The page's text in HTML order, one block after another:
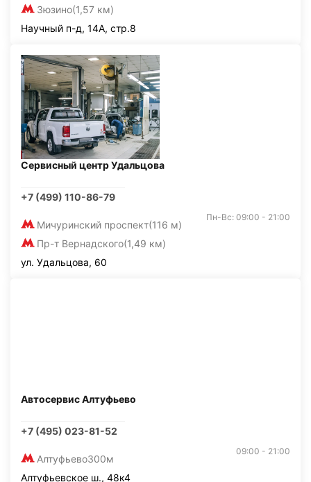
Зюзино(1,57 км)
Научный п-д, 14А, стр.8
Сервисный центр Удальцова
+7 (499) 110-86-79
Мичуринский проспект(116 м)
Пр-т Вернадского(1,49 км)
Пн-Вс: 09:00 - 21:00
ул. Удальцова, 60
Автосервис Алтуфьево
+7 (495) 023-81-52
Алтуфьево300м
09:00 - 21:00
Алтуфьевское ш., 48к4